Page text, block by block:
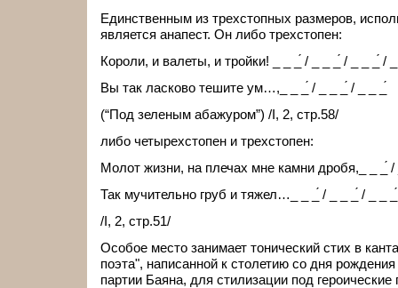
Единственным из трехстопных размеров,
является анапест. Он либо трехстопен:
Короли, и валеты, и тройки! _ _ _́ / _ _ _́ / _ _ _́ / _
Вы так ласково тешите ум…,_ _ _́ / _ _ _́ / _ _ _́
(“Под зеленым абажуром”) /I, 2, стр.58/
либо четырехстопен и трехстопен:
Молот жизни, на плечах мне камни дробя,_ _ _́ /
Так мучительно груб и тяжел…_ _ _́ / _ _ _́ / _ _ _́
/I, 2, стр.51/
Особое место занимает тонический стих в
поэта", написанной к столетию со дня
партии Баяна, для стилизации под